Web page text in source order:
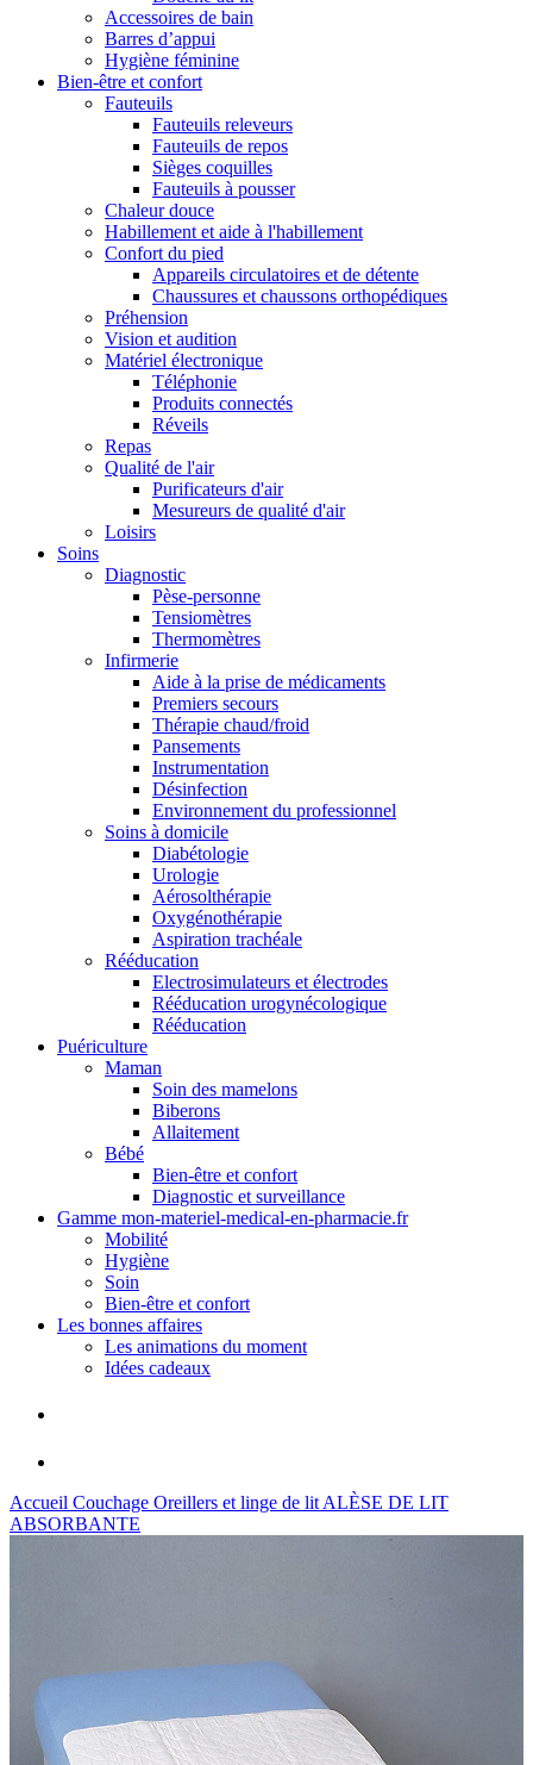
Accessoires de bain
Barres d’appui
Hygiène féminine
Bien-être et confort
Fauteuils
Fauteuils releveurs
Fauteuils de repos
Sièges coquilles
Fauteuils à pousser
Chaleur douce
Habillement et aide à l'habillement
Confort du pied
Appareils circulatoires et de détente
Chaussures et chaussons orthopédiques
Préhension
Vision et audition
Matériel électronique
Téléphonie
Produits connectés
Réveils
Repas
Qualité de l'air
Purificateurs d'air
Mesureurs de qualité d'air
Loisirs
Soins
Diagnostic
Pèse-personne
Tensiomètres
Thermomètres
Infirmerie
Aide à la prise de médicaments
Premiers secours
Thérapie chaud/froid
Pansements
Instrumentation
Désinfection
Environnement du professionnel
Soins à domicile
Diabétologie
Urologie
Aérosolthérapie
Oxygénothérapie
Aspiration trachéale
Rééducation
Electrosimulateurs et électrodes
Rééducation urogynécologique
Rééducation
Puériculture
Maman
Soin des mamelons
Biberons
Allaitement
Bébé
Bien-être et confort
Diagnostic et surveillance
Gamme mon-materiel-medical-en-pharmacie.fr
Mobilité
Hygiène
Soin
Bien-être et confort
Les bonnes affaires
Les animations du moment
Idées cadeaux
Accueil Couchage Oreillers et linge de lit ALÈSE DE LIT
ABSORBANTE